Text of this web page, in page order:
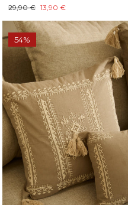
29,90 € 13,90 €
54%